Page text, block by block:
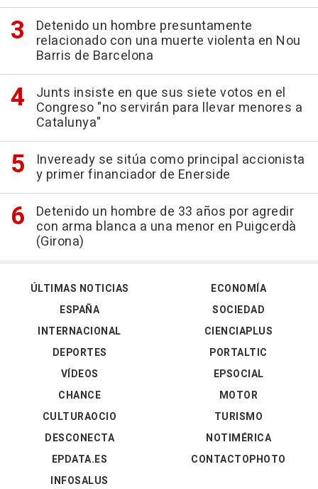
Detenido un hombre presuntamente
relacionado con una muerte violenta en Nou
Barris de Barcelona
Junts insiste en que sus siete votos en el
Congreso "no servirán para llevar menores a
Catalunya"
Inveready se sitúa como principal accionista
y primer financiador de Enerside
Detenido un hombre de 33 años por agredir
con arma blanca a una menor en Puigcerdà
(Girona)
ÚLTIMAS NOTICIAS
ESPAÑA
INTERNACIONAL
DEPORTES
VÍDEOS
ECONOMÍA
SOCIEDAD
CIENCIAPLUS
PORTALTIC
EPSOCIAL
CHANCE
CULTURAOCIO
DESCONECTA
EPDATA.ES
INFOSALUS
MOTOR
TURISMO
NOTIMÉRICA
CONTACTOPHOTO